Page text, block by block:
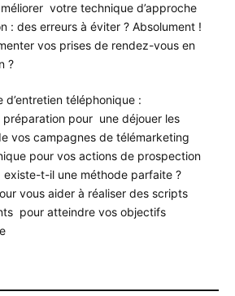
votre technique d’approche
: des erreurs à éviter ? Absolument !
vos prises de rendez-vous en
?
d’entretien téléphonique :
préparation pour une déjouer les
vos campagnes de télémarketing
pour vos actions de prospection
t-il une méthode parfaite ?
vous aider à réaliser des scripts
pour atteindre vos objectifs